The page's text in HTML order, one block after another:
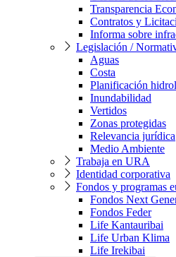
Transparencia
Contratos y
Informa sobre
Legislación /
Aguas
Costa
Planificación
Inundabilidad
Vertidos
Zonas protegidas
Relevancia jurídica
Medio Ambiente
Trabaja en URA
Identidad corporativa
Fondos y programas
Fondos Next
Fondos Feder
Life Kantauribai
Life Urban Klima
Life Irekibai